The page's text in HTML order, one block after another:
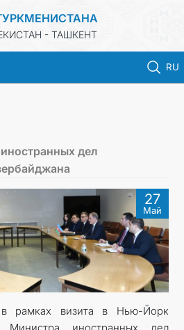
- ТАШКЕНТ
RU
УСЛУГИ
МИД
ДАННЫЕ
дел
27
Май
рамках визита в Нью-Йорк